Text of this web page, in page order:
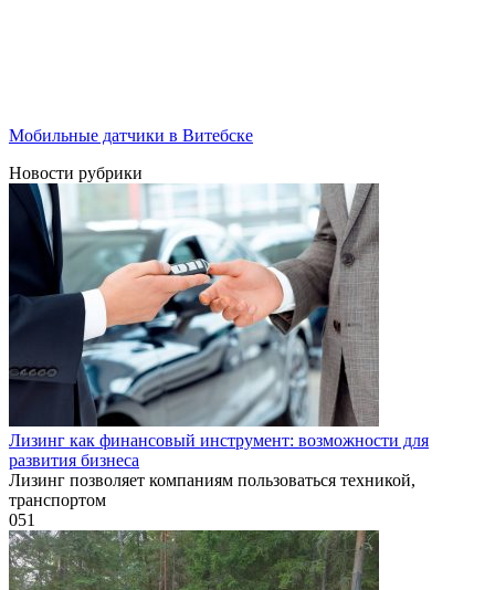
Мобильные датчики в Витебске
Новости рубрики
Лизинг как финансовый инструмент: возможности для
развития бизнеса
Лизинг позволяет компаниям пользоваться техникой,
транспортом
051